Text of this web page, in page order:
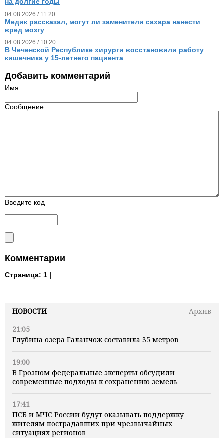
НОВОСТИ
Архив
21:05
Глубина озера Галанчож составила 35 метров
19:00
В Грозном федеральные эксперты обсудили
современные подходы к сохранению земель
17:41
ПСБ и МЧС России будут оказывать поддержку
жителям пострадавших при чрезвычайных
ситуациях регионов
04.08.2026 / 11.20
Медик рассказал, могут ли заменители сахара нанести
вред мозгу
04.08.2026 / 10.20
В Чеченской Республике хирурги восстановили работу
кишечника у 15‑летнего пациента
Добавить комментарий
Имя
Сообщение
Введите код
Комментарии
Страница: 1 |